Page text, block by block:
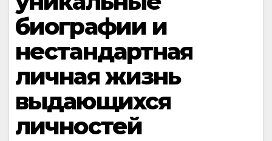
биографии и
нестандартная
личная жизнь
выдающихся
личностей